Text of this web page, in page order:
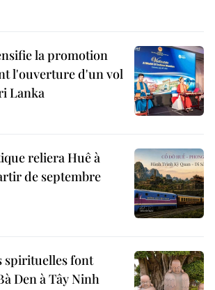
la promotion
l'ouverture d'un vol
Lanka
reliera Huê à
de septembre
spirituelles font
Den à Tây Ninh